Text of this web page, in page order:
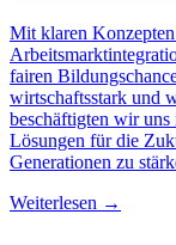
Mit klaren
fairen
wirtschaftsstark und
beschäftigten wir
Lösungen für die
Generationen zu
Weiterlesen →